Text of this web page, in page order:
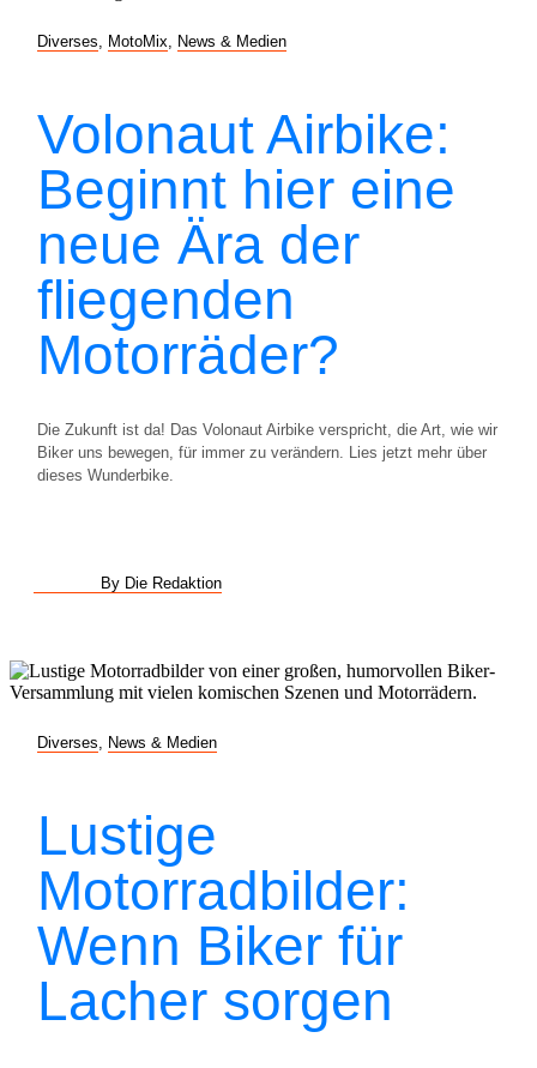
Diverses MotoMix News & Medien
Volonaut Airbike:
Beginnt hier eine
neue Ära der
fliegenden
Motorräder?
Die Zukunft ist da! Das Volonaut Airbike verspricht, die Art, wie wir
Biker uns bewegen, für immer zu verändern. Lies jetzt mehr über
dieses Wunderbike.
By Die Redaktion
Diverses News & Medien
Lustige
Motorradbilder:
Wenn Biker für
Lacher sorgen